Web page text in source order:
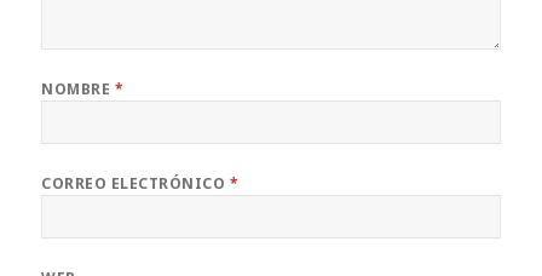
NOMBRE *
CORREO ELECTRÓNICO *